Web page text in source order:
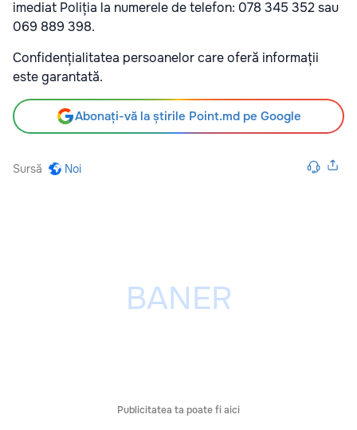
imediat Poliția la numerele de telefon: 078 345 352 sau
069 889 398.
Confidențialitatea persoanelor care oferă informații
este garantată.
Abonați-vă la știrile Point.md pe Google
Sursă Noi
Publicitatea ta poate fi aici